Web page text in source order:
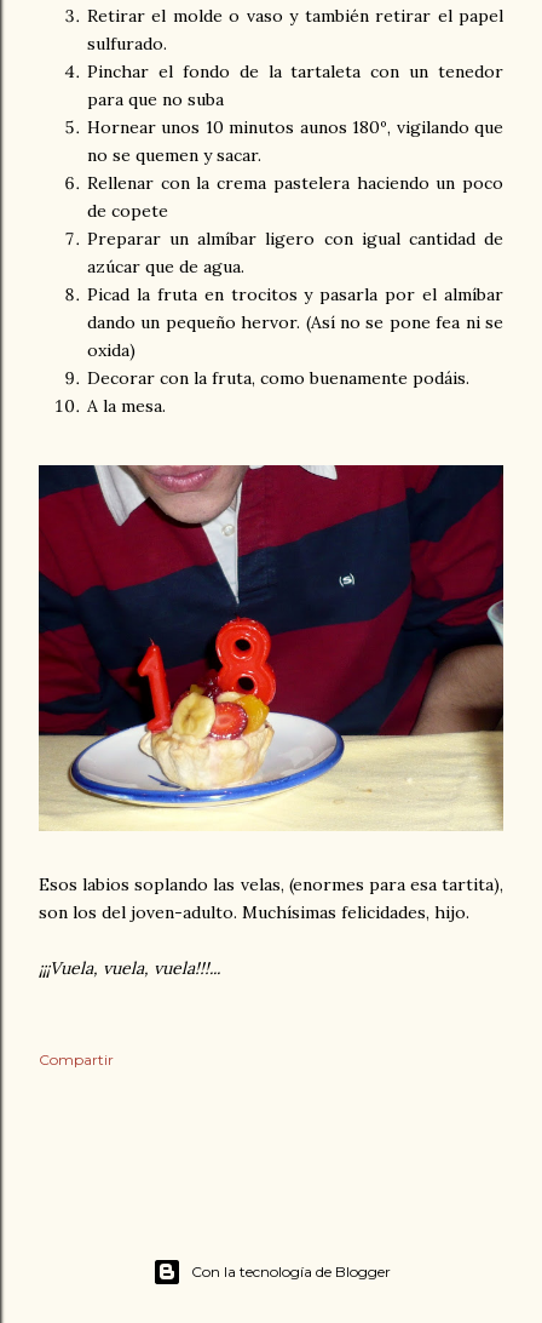
Retirar el molde o vaso y también retirar el papel
sulfurado.
Pinchar el fondo de la tartaleta con un tenedor
para que no suba
Hornear unos 10 minutos aunos 180º, vigilando que
no se quemen y sacar.
Rellenar con la crema pastelera haciendo un poco
de copete
Preparar un almíbar ligero con igual cantidad de
azúcar que de agua.
Picad la fruta en trocitos y pasarla por el almíbar
dando un pequeño hervor. (Así no se pone fea ni se
oxida)
Decorar con la fruta, como buenamente podáis.
A la mesa.
Esos labios soplando las velas, (enormes para esa tartita),
son los del joven-adulto. Muchísimas felicidades, hijo.
¡¡¡Vuela, vuela, vuela!!!...
Compartir
Con la tecnología de Blogger